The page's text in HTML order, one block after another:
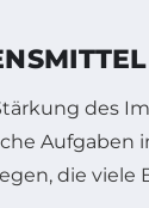
des
Aufgaben
die viele